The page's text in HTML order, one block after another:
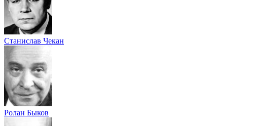
Станислав Чекан
Ролан Быков